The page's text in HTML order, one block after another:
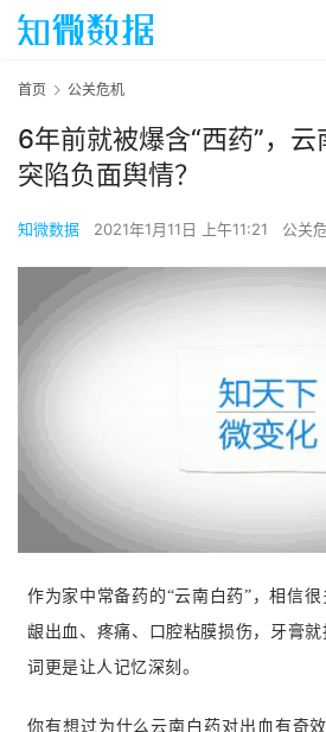
首页 公关危机
6年前就被爆含“西药”，
突陷负面舆情？
知微数据 2021年1月11日 上午11:21 公关
作为家中常备药的“云南白药”，相信
龈出血、疼痛、口腔粘膜损伤，牙膏
词更是让人记忆深刻。
你有想过为什么云南白药对出血有奇